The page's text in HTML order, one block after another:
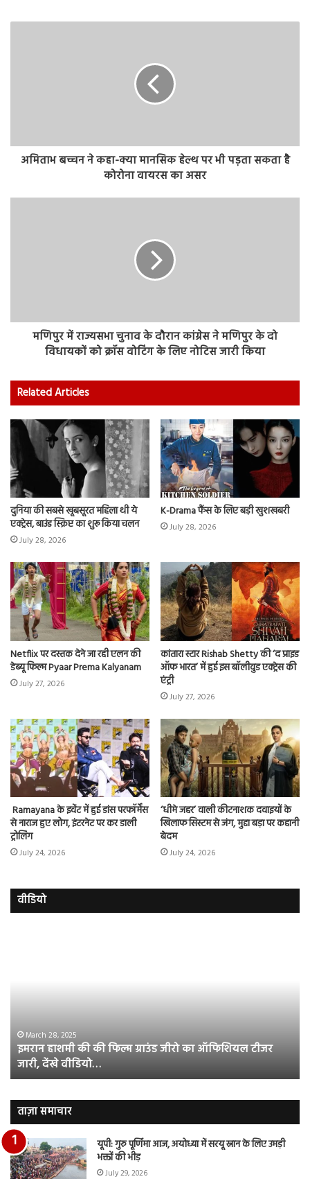
अमिताभ बच्चन ने कहा-क्या मानसिक हेल्थ पर भी पड़ता सकता है
कोरोना वायरस का असर
मणिपुर में राज्यसभा चुनाव के दौरान कांग्रेस ने मणिपुर के दो
विधायकों को क्रॉस वोटिंग के लिए नोटिस जारी किया
Related Articles
दुनिया की सबसे खूबसूरत महिला थी ये
एक्ट्रेस, बाउंड स्क्रिप्ट का शुरू किया चलन
July 28, 2026
K-Drama फैंस के लिए बड़ी खुशखबरी
July 28, 2026
Netflix पर दस्तक देने जा रही एलन की
डेब्यू फिल्म Pyaar Prema Kalyanam
July 27, 2026
कांतारा स्टार Rishab Shetty की ‘द प्राइड
ऑफ भारत’ में हुई इस बॉलीवुड एक्ट्रेस की
एंट्री
July 27, 2026
Ramayana के इवेंट में हुई डांस परफॉर्मेंस
से नाराज हुए लोग, इंटरनेट पर कर डाली
ट्रोलिंग
July 24, 2026
‘धीमे जहर’ वाली कीटनाशक दवाइयों के
खिलाफ सिस्टम से जंग, मुद्दा बड़ा पर कहानी
बेदम
July 24, 2026
वीडियो
का
ऑफिशियल
टीजर
जारी,
वीडियो…
March 28, 2025
इमरान हाशमी की की फिल्म ग्राउंड जीरो का ऑफिशियल टीजर
जारी, देंखे वीडियो…
ताज़ा समाचार
यूपी: गुरु पूर्णिमा आज, अयोध्या में सरयू स्नान के लिए उमड़ी
भक्तों की भीड़
July 29, 2026